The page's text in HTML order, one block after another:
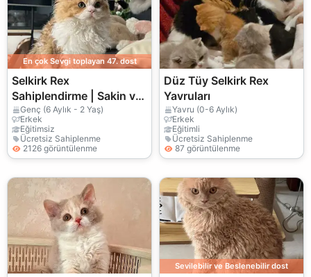
En çok Sevgi toplayan 47. dost
Selkirk Rex
Sahiplendirme | Sakin ve
Uysal Karakter
Genç (6 Aylık - 2 Yaş)
Erkek
Eğitimsiz
Ücretsiz Sahiplenme
2126 görüntülenme
Düz Tüy Selkirk Rex
Yavruları
Yavru (0-6 Aylık)
Erkek
Eğitimli
Ücretsiz Sahiplenme
87 görüntülenme
Sevilebilir ve Beslenebilir dost